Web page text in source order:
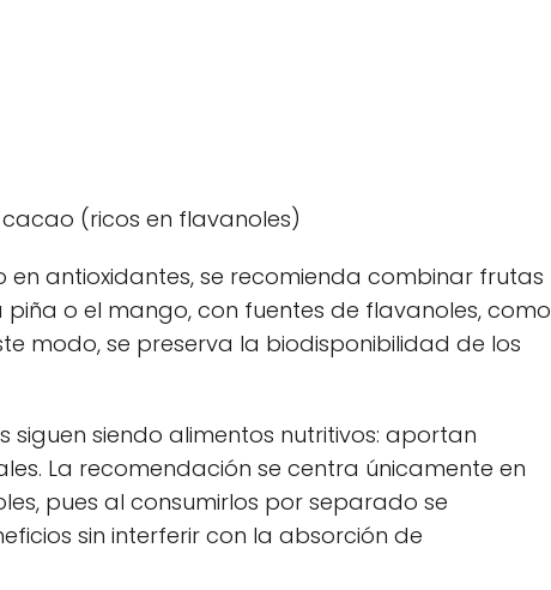
(ricos en flavanoles)
antioxidantes, se recomienda combinar frutas
o el mango, con fuentes de flavanoles, como
modo, se preserva la biodisponibilidad de los
siendo alimentos nutritivos: aportan
La recomendación se centra únicamente en
pues al consumirlos por separado se
sin interferir con la absorción de